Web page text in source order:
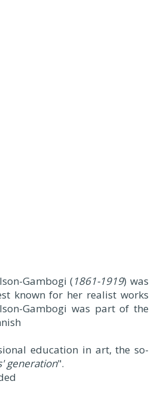
Gambogi (1861-1919) was
known for her realist works
Gambogi was part of the
education in art, the so-
generation".